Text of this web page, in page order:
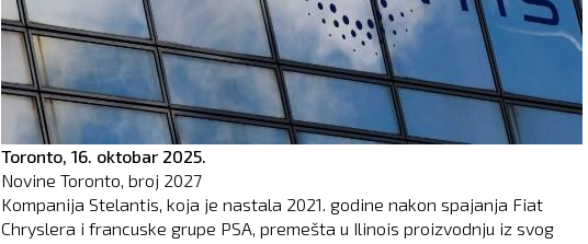
Toronto, 16. oktobar 2025.
Novine Toronto, broj 2027
Kompanija Stelantis, koja je nastala 2021. godine nakon spajanja Fiat
Chryslera i francuske grupe PSA, premešta u Ilinois proizvodnju iz svog